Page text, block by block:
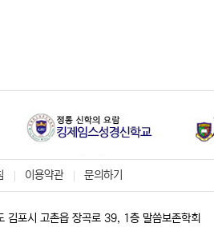
이용약관 문의하기
김포시 고촌읍 장곡로 39, 1층 말씀보존학회